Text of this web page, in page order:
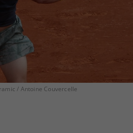
/ Antoine Couvercelle